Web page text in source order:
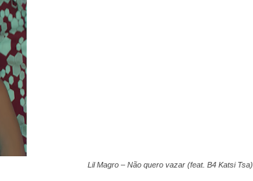
Lil Magro – Não quero vazar (feat. B4 Katsi Tsa)